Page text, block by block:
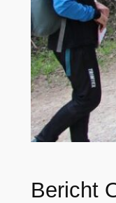
Bericht